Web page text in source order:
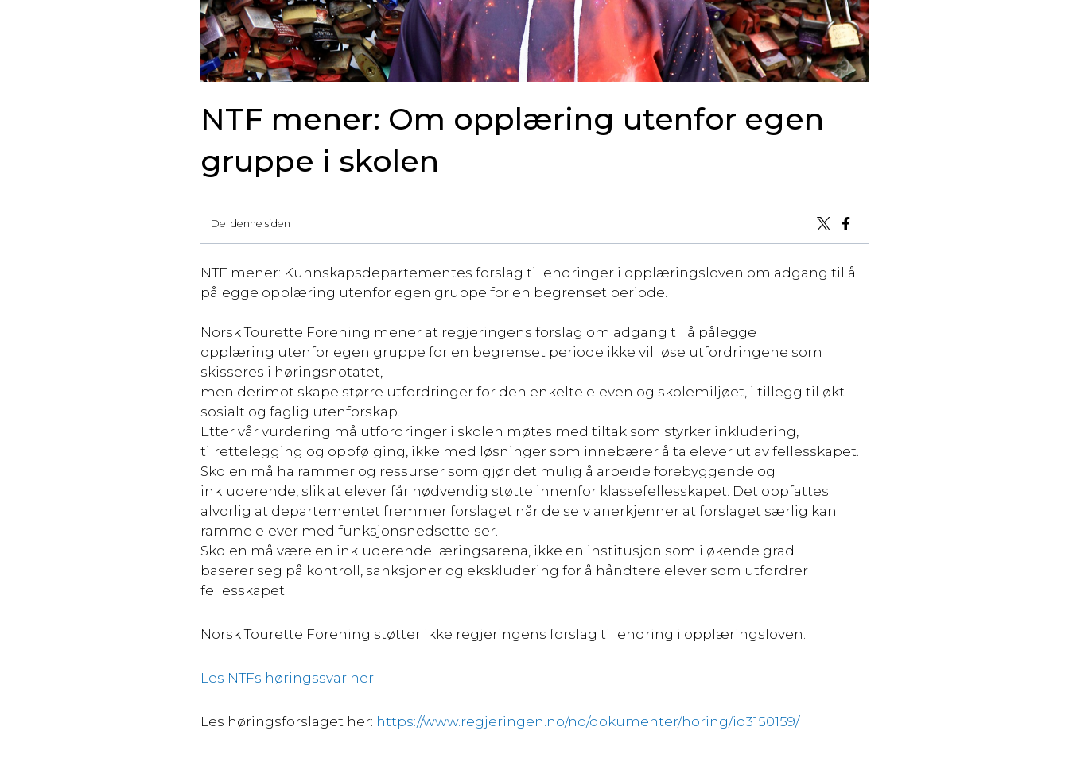
NTF mener: Om opplæring utenfor egen
gruppe i skolen
Del denne siden
NTF mener: Kunnskapsdepartementes forslag til endringer i opplæringsloven om adgang til å
pålegge opplæring utenfor egen gruppe for en begrenset periode.
Norsk Tourette Forening mener at regjeringens forslag om adgang til å pålegge
opplæring utenfor egen gruppe for en begrenset periode ikke vil løse utfordringene som
skisseres i høringsnotatet,
men derimot skape større utfordringer for den enkelte eleven og skolemiljøet, i tillegg til økt
sosialt og faglig utenforskap.
Etter vår vurdering må utfordringer i skolen møtes med tiltak som styrker inkludering,
tilrettelegging og oppfølging, ikke med løsninger som innebærer å ta elever ut av fellesskapet.
Skolen må ha rammer og ressurser som gjør det mulig å arbeide forebyggende og
inkluderende, slik at elever får nødvendig støtte innenfor klassefellesskapet. Det oppfattes
alvorlig at departementet fremmer forslaget når de selv anerkjenner at forslaget særlig kan
ramme elever med funksjonsnedsettelser.
Skolen må være en inkluderende læringsarena, ikke en institusjon som i økende grad
baserer seg på kontroll, sanksjoner og ekskludering for å håndtere elever som utfordrer
fellesskapet.
Norsk Tourette Forening støtter ikke regjeringens forslag til endring i opplæringsloven.
Les NTFs høringssvar her.
Les høringsforslaget her: https://www.regjeringen.no/no/dokumenter/horing/id3150159/